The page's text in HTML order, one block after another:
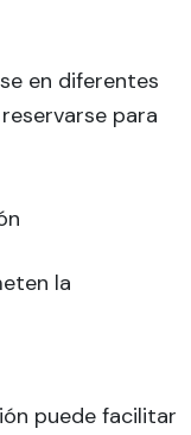
en diferentes
para
la
puede facilitar